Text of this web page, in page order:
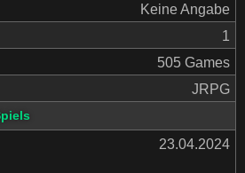
Keine Angabe
1
505 Games
JRPG
23.04.2024